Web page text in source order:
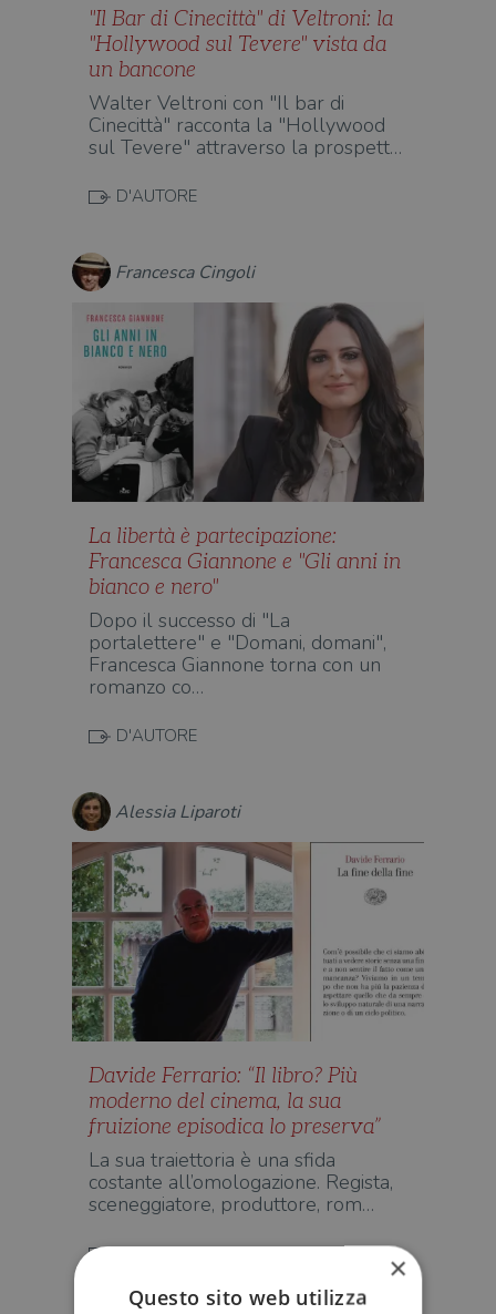
"Il Bar di Cinecittà" di Veltroni: la
"Hollywood sul Tevere" vista da
un bancone
Walter Veltroni con "Il bar di
Cinecittà" racconta la "Hollywood
sul Tevere" attraverso la prospett…
D'AUTORE
Francesca Cingoli
La libertà è partecipazione:
Francesca Giannone e "Gli anni in
bianco e nero"
Dopo il successo di "La
portalettere" e "Domani, domani",
Francesca Giannone torna con un
romanzo co…
D'AUTORE
Alessia Liparoti
Davide Ferrario: “Il libro? Più
moderno del cinema, la sua
fruizione episodica lo preserva”
La sua traiettoria è una sfida
costante all’omologazione. Regista,
sceneggiatore, produttore, rom…
D'AUTORE ×
Questo sito web utilizza